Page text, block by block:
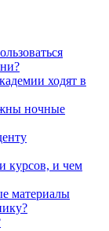
ходят в
ночные
курсов, и чем
материалы